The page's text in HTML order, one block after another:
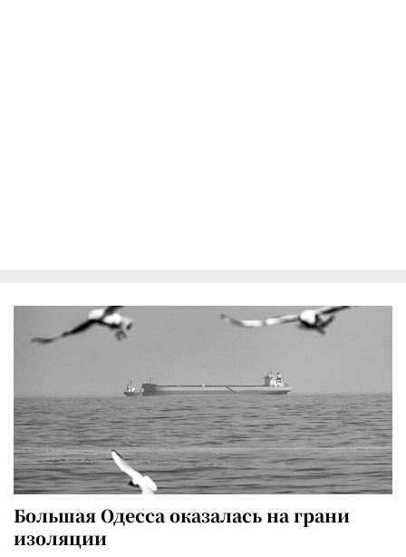
Большая Одесса оказалась на грани
изоляции